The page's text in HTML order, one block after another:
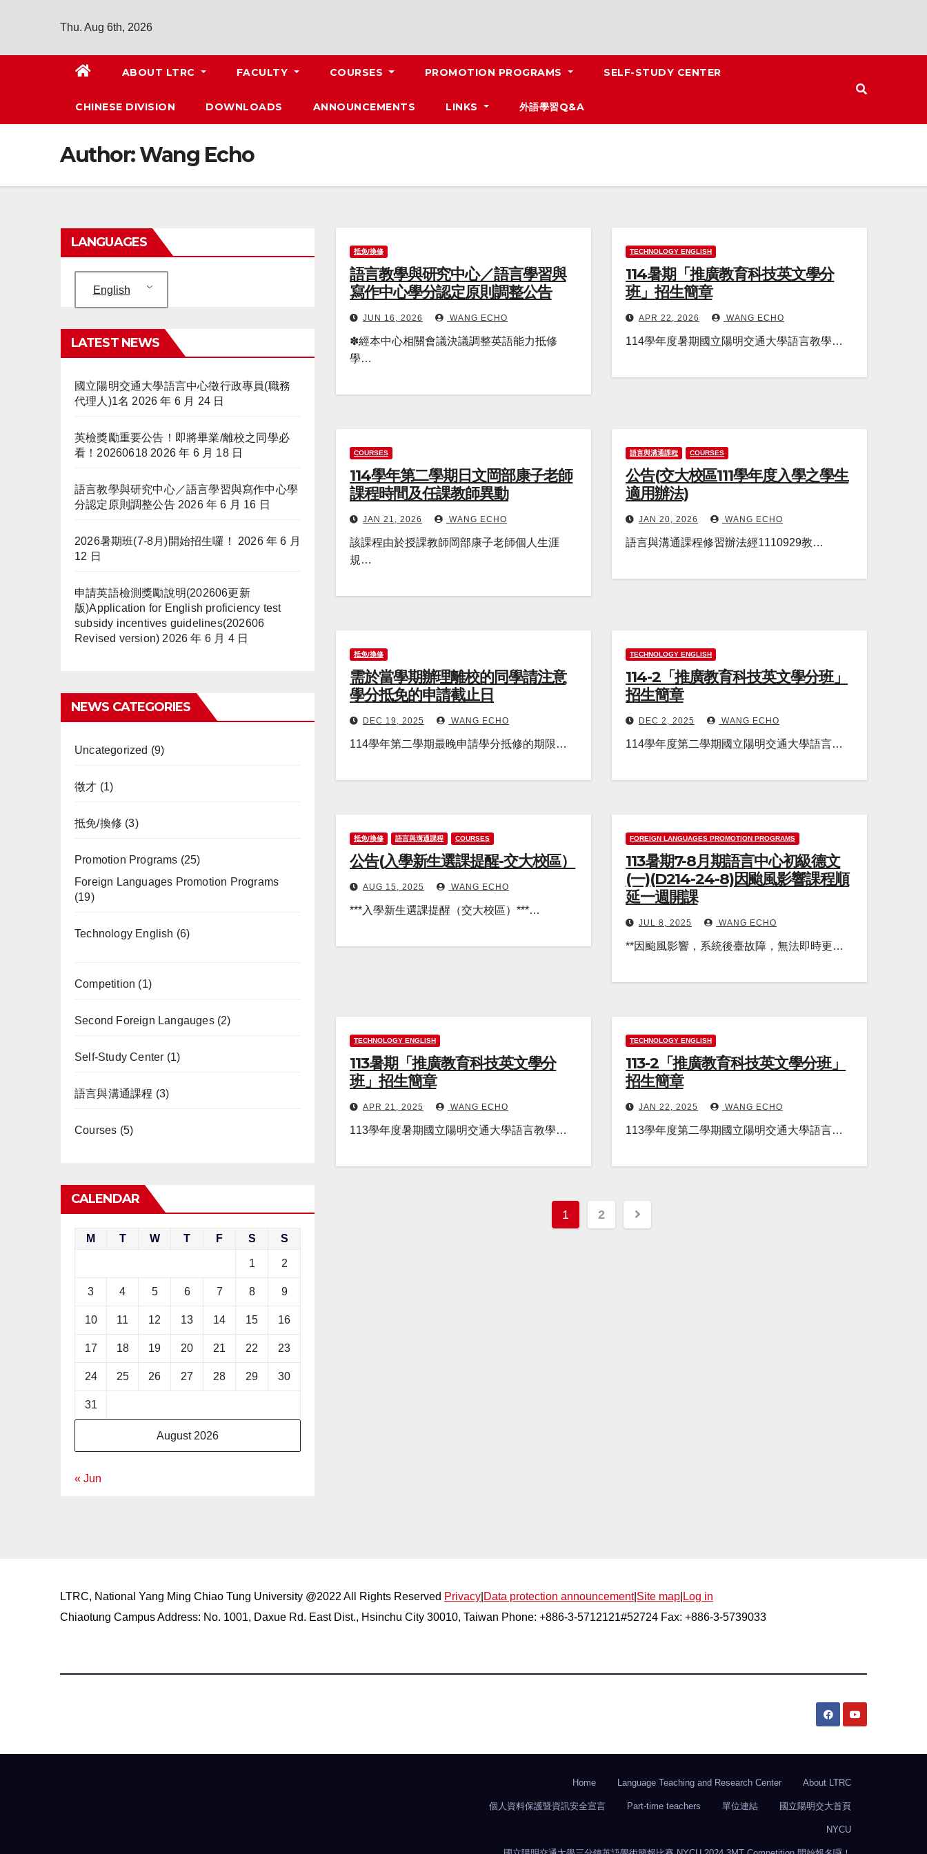
Thu. Aug 6th, 2026
ABOUT LTRC FACULTY COURSES PROMOTION PROGRAMS SELF-STUDY CENTER
CHINESE DIVISION DOWNLOADS ANNOUNCEMENTS LINKS 外語學習Q&A
Author:Wang Echo
LANGUAGES
English
LATEST NEWS
國立陽明交通大學語言中心徵行政專員(職務
代理人)1名 2026 年 6 月 24 日
英檢獎勵重要公告！即將畢業/離校之同學必
看！20260618 2026 年 6 月 18 日
語言教學與研究中心／語言學習與寫作中心學
分認定原則調整公告 2026 年 6 月 16 日
2026暑期班(7-8月)開始招生囉！
2026 年 6 月
12 日
申請英語檢測獎勵說明(202606更新
版)Application for English proficiency test
subsidy incentives guidelines(202606
Revised version) 2026 年 6 月 4 日
NEWS CATEGORIES
Uncategorized (9)
徵才 (1)
抵免/換修 (3)
Promotion Programs (25)
Foreign Languages Promotion Programs
(19)
Technology English (6)
Competition (1)
Second Foreign Langauges(2)
Self-Study Center (1)
語言與溝通課程 (3)
Courses (5)
CALENDAR
August 2026
M T W T F S S
1 2
3 4 5 6 7 8 9
10 11 12 13 14 15 16
17 18 19 20 21 22 23
24 25 26 27 28 29 30
31
« Jun
抵免/換修
語言教學與研究中心／語言學習與
寫作中心學分認定原則調整公告
JUN 16, 2026 WANG ECHO
✽經本中心相關會議決議調整英語能力抵修
學…
TECHNOLOGY ENGLISH
114暑期「推廣教育科技英文學分
班」招生簡章
APR 22, 2026 WANG ECHO
114學年度暑期國立陽明交通大學語言教學…
COURSES
114學年第二學期日文岡部康子老師
課程時間及任課教師異動
JAN 21, 2026 WANG ECHO
該課程由於授課教師岡部康子老師個人生涯
規…
語言與溝通課程 COURSES
公告(交大校區111學年度入學之學生
適用辦法)
JAN 20, 2026 WANG ECHO
語言與溝通課程修習辦法經1110929教…
抵免/換修
需於當學期辦理離校的同學請注意
學分抵免的申請截止日
DEC 19, 2025 WANG ECHO
114學年第二學期最晚申請學分抵修的期限…
TECHNOLOGY ENGLISH
114-2「推廣教育科技英文學分班」
招生簡章
DEC 2, 2025 WANG ECHO
114學年度第二學期國立陽明交通大學語言…
抵免/換修 語言與溝通課程 COURSES
公告(入學新生選課提醒-交大校區）
AUG 15, 2025 WANG ECHO
***入學新生選課提醒（交大校區）***…
FOREIGN LANGUAGES PROMOTION PROGRAMS
113暑期7-8月期語言中心初級德文
(一)(D214-24-8)因颱風影響課程順
延一週開課
JUL 8, 2025 WANG ECHO
**因颱風影響，系統後臺故障，無法即時更…
TECHNOLOGY ENGLISH
113暑期「推廣教育科技英文學分
班」招生簡章
APR 21, 2025 WANG ECHO
113學年度暑期國立陽明交通大學語言教學…
TECHNOLOGY ENGLISH
113-2「推廣教育科技英文學分班」
招生簡章
JAN 22, 2025 WANG ECHO
113學年度第二學期國立陽明交通大學語言…
1 2
LTRC, National Yang Ming Chiao Tung University @2022 All Rights Reserved Privacy Data protection announcement| Site map Log in
Chiaotung Campus Address: No. 1001, Daxue Rd. East Dist., Hsinchu City 30010, Taiwan Phone: +886-3-5712121#52724 Fax: +886-3-5739033
Home Language Teaching and Research Center About LTRC
個人資料保護暨資訊安全宣言 Part-time teachers 單位連結 國立陽明交大首頁
NYCU